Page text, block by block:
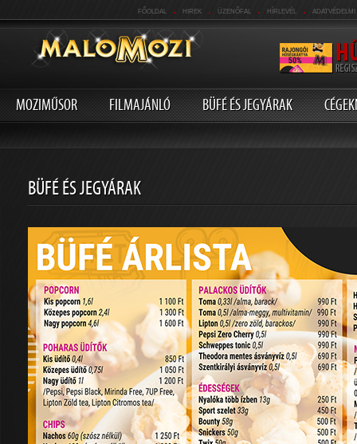
FŐOLDAL . HIREK . ÜZENŐFAL . HÍRLEVÉL . ADATVÉDELMI
MOZIMŰSOR FILMAJÁNLÓ BÜFÉ ÉS JEGYÁRAK
BÜFÉ ÉS JEGYÁRAK